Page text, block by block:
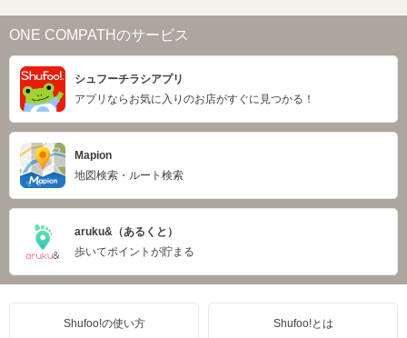
ONE COMPATHのサービス
シュフーチラシアプリ
アプリならお気に入りのお店がすぐに見つかる！
Mapion
地図検索・ルート検索
aruku&（あるくと）
歩いてポイントが貯まる
Shufoo!の使い方 Shufoo!とは